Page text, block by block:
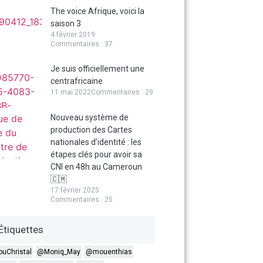
The voice Afrique, voici la
saison 3
4 février 2019
Commentaires : 37
Je suis officiellement une
centrafricaine
11 mai 2022Commentaires : 29
Nouveau système de
production des Cartes
nationales d’identité : les
étapes clés pour avoir sa
CNI en 48h au Cameroun
🇨🇲
17 février 2025
Commentaires : 25
@Moniq_May
@mouenthias